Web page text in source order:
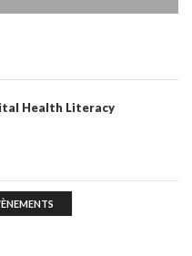
Health Literacy